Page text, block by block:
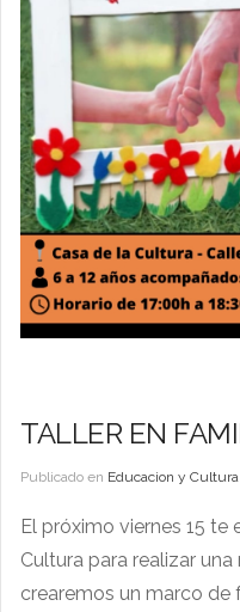
TALLER EN
Publicado en Educacion y Cultura
El próximo viernes 15 te
Cultura para realizar
crearemos un marco